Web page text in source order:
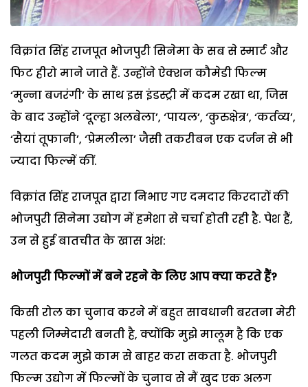
विक्रांत सिंह राजपूत भोजपुरी सिनेमा के सब से स्मार्ट और
फिट हीरो माने जाते हैं. उन्होंने ऐक्शन कौमेडी फिल्म
‘मुन्ना बजरंगी’ के साथ इस इंडस्ट्री में कदम रखा था, जिस
के बाद उन्होंने ‘दूल्हा अलबेला’, ‘पायल’, ‘कुरुक्षेत्र’, ‘कर्तव्य’,
‘सैयां तूफानी’, ‘प्रेमलीला’ जैसी तकरीबन एक दर्जन से भी
ज्यादा फिल्में कीं.
विक्रांत सिंह राजपूत द्वारा निभाए गए दमदार किरदारों की
भोजपुरी सिनेमा उद्योग में हमेशा से चर्चा होती रही है. पेश हैं,
उन से हुई बातचीत के खास अंश:
भोजपुरी फिल्मों में बने रहने के लिए आप क्या करते हैं?
किसी रोल का चुनाव करने में बहुत सावधानी बरतना मेरी
पहली जिम्मेदारी बनती है, क्योंकि मुझे मालूम है कि एक
गलत कदम मुझे काम से बाहर करा सकता है. भोजपुरी
फिल्म उद्योग में फिल्मों के चुनाव से मैं खुद एक अलग